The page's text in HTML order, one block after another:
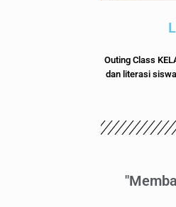
Outing Class
dan literasi